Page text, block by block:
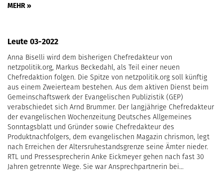
MEHR »
Leute 03-2022
Anna Biselli wird dem bisherigen Chefredakteur von
netzpolitik.org, Markus Beckedahl, als Teil einer neuen
Chefredaktion folgen. Die Spitze von netzpolitik.org soll künftig
aus einem Zweierteam bestehen. Aus dem aktiven Dienst beim
Gemeinschaftswerk der Evangelischen Publizistik (GEP)
verabschiedet sich Arnd Brummer. Der langjährige Chefredakteur
der evangelischen Wochenzeitung Deutsches Allgemeines
Sonntagsblatt und Gründer sowie Chefredakteur des
Produktnachfolgers, dem evangelischen Magazin chrismon, legt
nach Erreichen der Altersruhestandsgrenze seine Ämter nieder.
RTL und Pressesprecherin Anke Eickmeyer gehen nach fast 30
Jahren getrennte Wege. Sie war Ansprechpartnerin bei…